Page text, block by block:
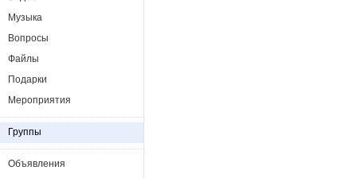
Музыка
Вопросы
Файлы
Подарки
Мероприятия
Группы
Объявления